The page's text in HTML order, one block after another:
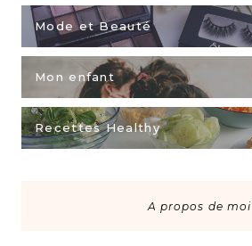
Mode et Beauté
Mon enfant
Recettes Healthy
A propos de moi